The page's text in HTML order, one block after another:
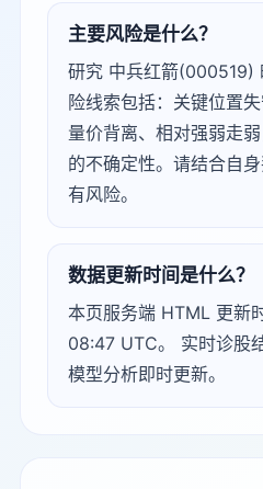
主要风险是什么？
研究 中兵红箭(000519)
险线索包括：关键位置失
量价背离、相对强弱走
的不确定性。请结合自
有风险。
数据更新时间是什么？
本页服务端 HTML 更新
08:47 UTC。 实时诊股
模型分析即时更新。